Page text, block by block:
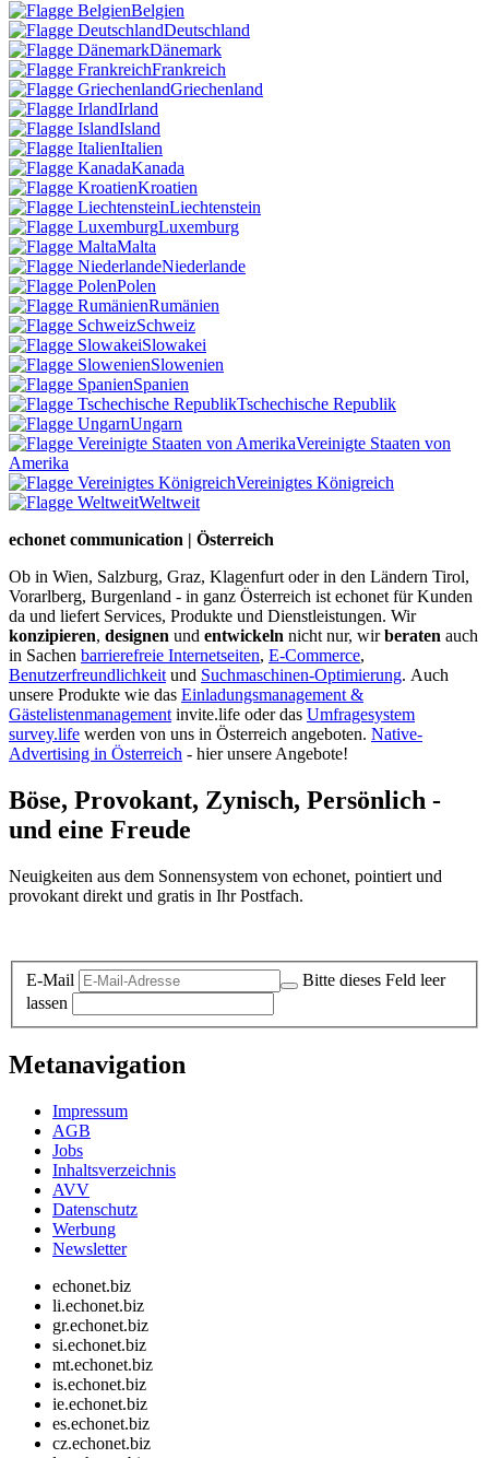
Belgien
Deutschland
Dänemark
Frankreich
Griechenland
Irland
Island
Italien
Kanada
Kroatien
Liechtenstein
Luxemburg
Malta
Niederlande
Polen
Rumänien
Schweiz
Slowakei
Slowenien
Spanien
Tschechische Republik
Ungarn
Vereinigte Staaten von
Amerika
Vereinigtes Königreich
Weltweit
echonet communication | Österreich
Ob in Wien, Salzburg, Graz, Klagenfurt oder in den Ländern Tirol,
Vorarlberg, Burgenland - in ganz Österreich ist echonet für Kunden
da und liefert Services, Produkte und Dienstleistungen. Wir
konzipieren, designen und entwickeln nicht nur, wirberaten auch
in Sachen barrierefreie Internetseiten, E-Commerce,
Benutzerfreundlichkeitund Suchmaschinen-Optimierung. Auch
unsere Produkte wie das Einladungsmanagement &
Gästelistenmanagementinvite.life oder das Umfragesystem
survey.life werden von uns in Österreich angeboten. Native-
Advertising in Österreich - hier unsere Angebote!
Böse, Provokant, Zynisch, Persönlich -
und eine Freude
Neuigkeiten aus dem Sonnensystem von echonet, pointiert und
provokant direkt und gratis in Ihr Postfach.
E-Mail
Bitte dieses Feld leer
lassen
Metanavigation
Impressum
AGB
Jobs
Inhaltsverzeichnis
AVV
Datenschutz
Werbung
Newsletter
echonet.biz
li.echonet.biz
gr.echonet.biz
si.echonet.biz
mt.echonet.biz
is.echonet.biz
ie.echonet.biz
es.echonet.biz
cz.echonet.biz